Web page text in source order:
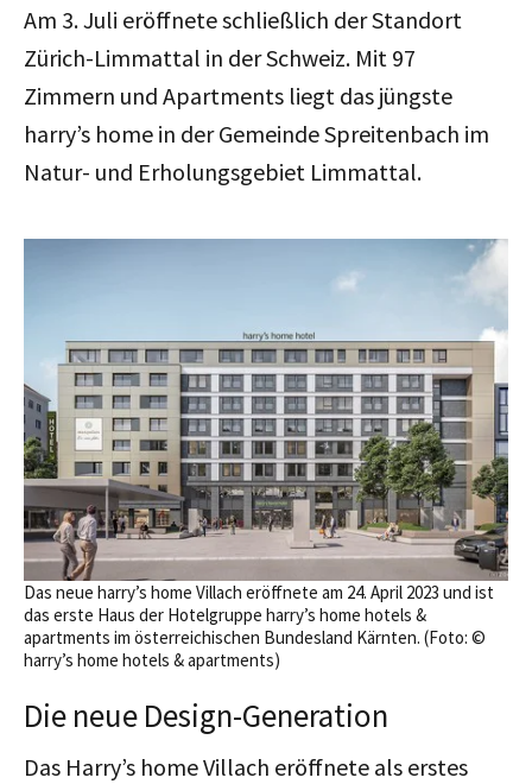
Am 3. Juli eröffnete schließlich der Standort
Zürich-Limmattal in der Schweiz. Mit 97
Zimmern und Apartments liegt das jüngste
harry’s home in der Gemeinde Spreitenbach im
Natur- und Erholungsgebiet Limmattal.
Das neue harry’s home Villach eröffnete am 24. April 2023 und ist
das erste Haus der Hotelgruppe harry’s home hotels &
apartments im österreichischen Bundesland Kärnten. (Foto: ©
harry’s home hotels & apartments)
Die neue Design-Generation
Das Harry’s home Villach eröffnete als erstes